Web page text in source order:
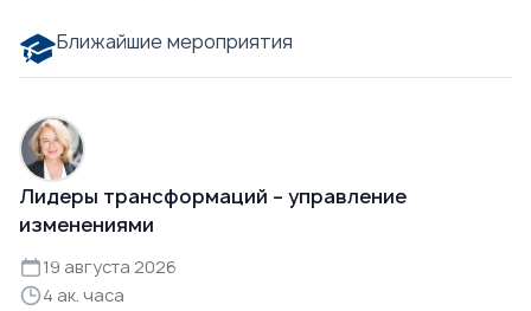
Ближайшие мероприятия
Лидеры трансформаций – управление
изменениями
19 августа 2026
4 ак. часа